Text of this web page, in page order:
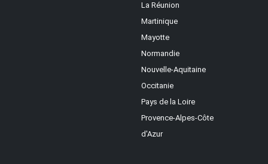
La Réunion
Martinique
Mayotte
Normandie
Nouvelle-Aquitaine
Occitanie
Pays de la Loire
Provence-Alpes-Côte
d'Azur